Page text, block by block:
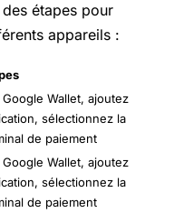
étapes pour
appareils :
Wallet, ajoutez
sélectionnez la
de paiement
Wallet, ajoutez
sélectionnez la
de paiement